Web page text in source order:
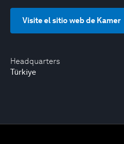
Headquarters
Türkiye
Visite el sitio web de Kamer